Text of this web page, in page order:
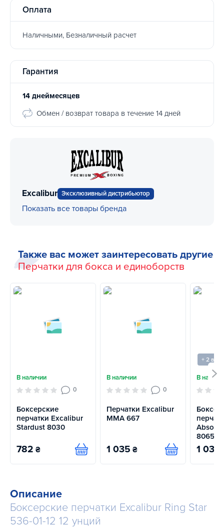
Оплата
Наличными, Безналичный расчет
Гарантия
14 днеймесяцев
Обмен / возврат товара в течение 14 дней
Excalibur Эксклюзивный дистрибьютор
Показать все товары бренда
Также вас может заинтересовать другие
Перчатки для бокса и единоборств
В наличии
0
Боксерские
перчатки Excalibur
Stardust 8030
782 ₴ Купить
В наличии
0
Перчатки Excalibur
MMA 667
1 035 ₴ Купить
+ 2
В
8065-01
1 035
Описание
Боксерские перчатки Excalibur Ring Star
536-01-12 12 унций